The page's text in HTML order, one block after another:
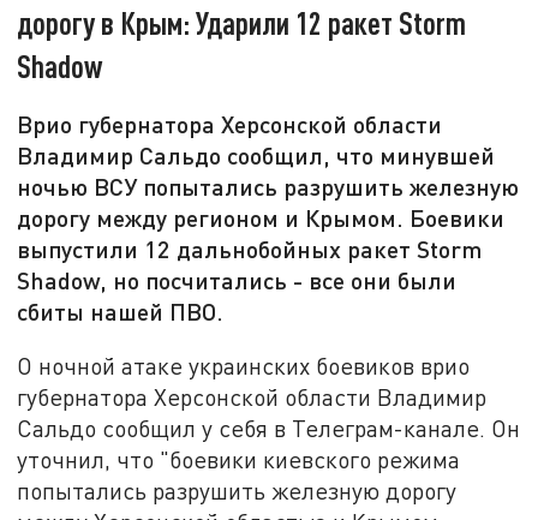
дорогу в Крым: Ударили 12 ракет Storm
Shadow
Врио губернатора Херсонской области
Владимир Сальдо сообщил, что минувшей
ночью ВСУ попытались разрушить железную
дорогу между регионом и Крымом. Боевики
выпустили 12 дальнобойных ракет Storm
Shadow, но посчитались - все они были
сбиты нашей ПВО.
О ночной атаке украинских боевиков врио
губернатора Херсонской области Владимир
Сальдо сообщил у себя в Телеграм-канале. Он
уточнил, что "боевики киевского режима
попытались разрушить железную дорогу